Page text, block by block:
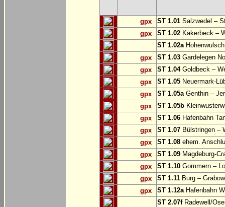
gpx ST 1.01 Salzwedel –
gpx
ST 1.02 Kakerbeck –
ST 1.02a
gpx
ST 1.03 Gardelegen
gpx
ST 1.04Goldbeck –
gpx
ST 1.05 Neuermark-
gpx
ST 1.05aGenthin –
gpx
ST 1.05b
gpx
ST 1.06 Hafenbahn
gpx
ST 1.07 Bülstringen –
gpx
ST 1.08 ehem.
gpx
ST 1.09 Magdeburg-
gpx
ST 1.10 Gommern –
gpx
ST 1.11 Burg –
gpx
ST 1.12aHafenbahn
ST 2.07fRadewell/